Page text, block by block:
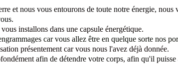
et nous vous entourons de toute notre énergie, nous
installons dans une capsule énergétique.
car vous allez être en quelque sorte nos
présentement car vous nous l'avez déjà donnée.
afin de détendre votre corps, afin qu'il puisse